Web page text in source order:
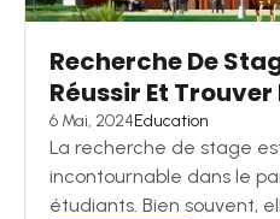
Recherche De
Réussir Et
6 Mai, 2024Education
La recherche de stage
incontournable dans le
étudiants. Bien souvent,